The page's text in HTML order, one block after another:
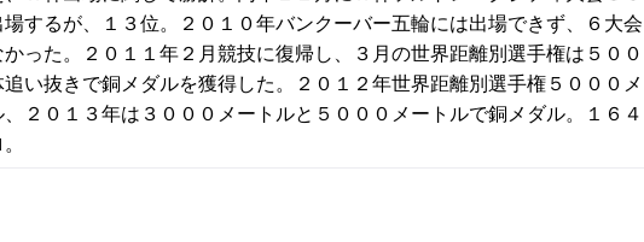
場するが、１３位。２０１０年バンクーバー五輪には出場できず、６大会
った。２０１１年２月競技に復帰し、３月の世界距離別選手権は５００
追い抜きで銅メダルを獲得した。２０１２年世界距離別選手権５０００メ
２０１３年は３０００メートルと５０００メートルで銅メダル。１６４